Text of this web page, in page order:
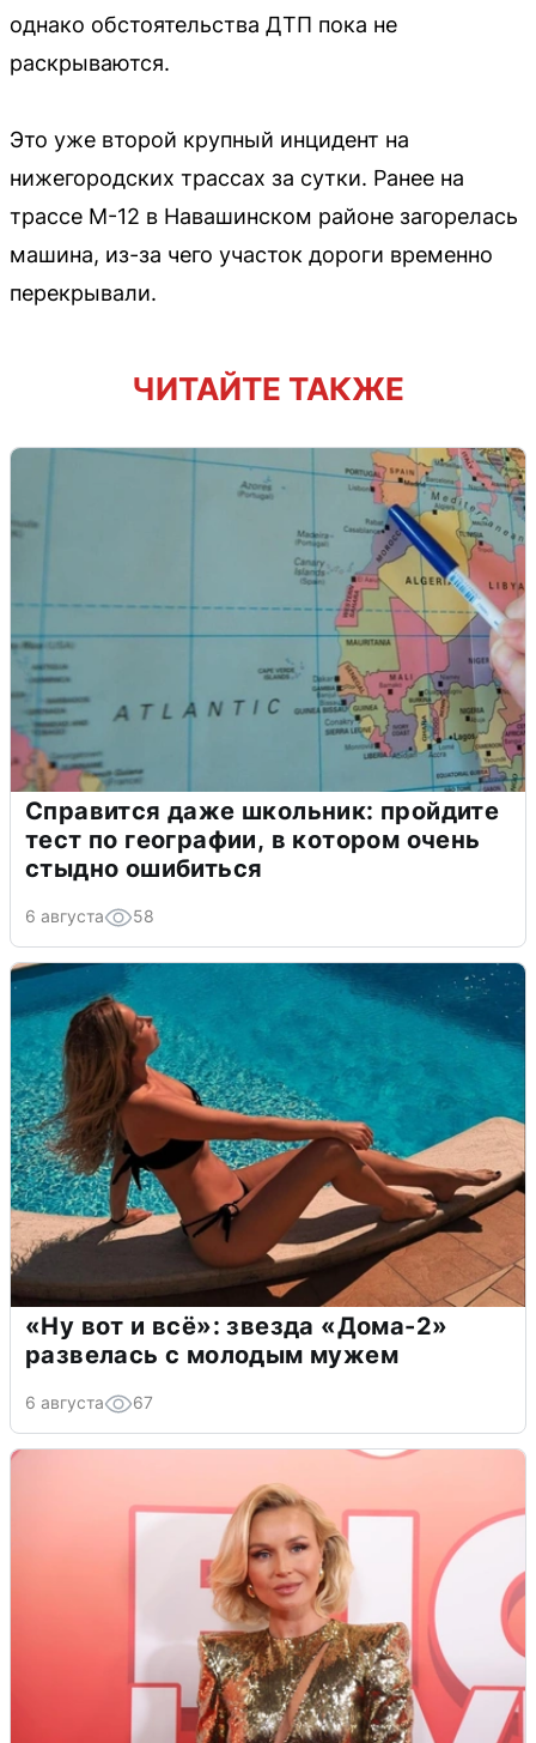
однако обстоятельства ДТП пока не
раскрываются.
Это уже второй крупный инцидент на
нижегородских трассах за сутки. Ранее на
трассе М-12 в Навашинском районе загорелась
машина, из-за чего участок дороги временно
перекрывали.
ЧИТАЙТЕ ТАКЖЕ
Справится даже школьник: пройдите
тест по географии, в котором очень
стыдно ошибиться
6 августа 58
«Ну вот и всё»: звезда «Дома-2»
развелась с молодым мужем
6 августа 67